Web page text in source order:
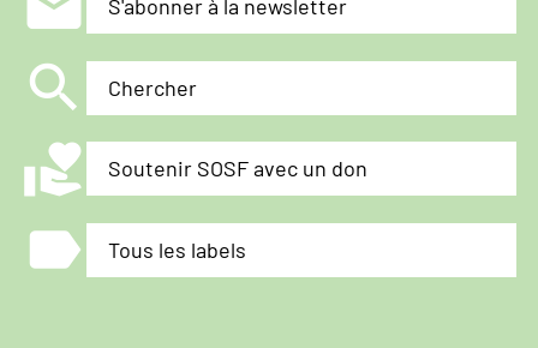
S'abonner à la newsletter
search Chercher
volunteer_activism Soutenir SOSF avec un don
label Tous les labels